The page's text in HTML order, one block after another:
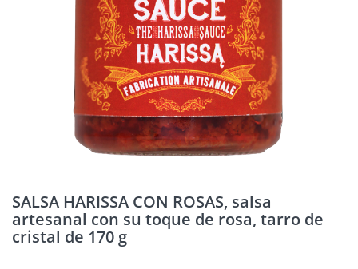
SALSA HARISSA CON ROSAS, salsa
artesanal con su toque de rosa, tarro de
cristal de 170 g